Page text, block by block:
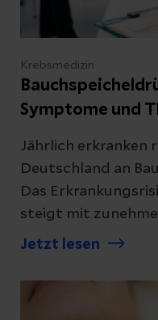
Krebsmedizin
Symptome und
Jährlich erkranken
Deutschland an
Das
steigt mit
Anzeichen und
Jetzt lesen